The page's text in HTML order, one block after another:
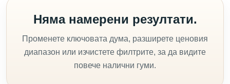
Няма намерени резултати.
Променете ключовата дума, разширете ценовия
диапазон или изчистете филтрите, за да видите
повече налични гуми.